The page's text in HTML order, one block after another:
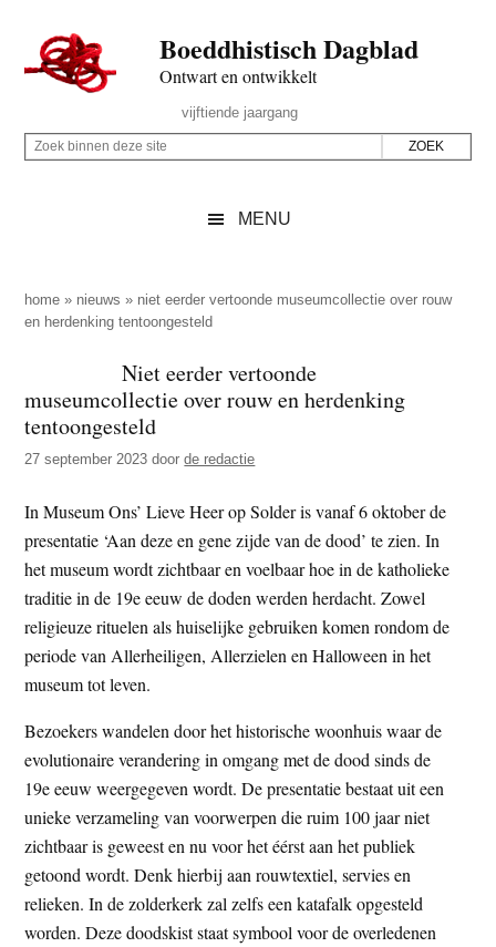
naar
de
inhoud
secondary
naar
de
sidebar
naar
de
Boeddhistisch Dagblad
Ontwart en ontwikkelt
Rechts
vijftiende jaargang
Z
p
d
z
e
s
t
e
Z
i
n
n
d
e
e
s
i
t
e
MENU
home » nieuws » niet eerder vertoonde museumcollectie over rouw
en herdenking tentoongesteld
Niet eerder vertoonde
museumcollectie over rouw en herdenking
tentoongesteld
27 september 2023 doorde redactie
In Museum Ons’ Lieve Heer op Solder is vanaf 6 oktober de
presentatie ‘Aan deze en gene zijde van de dood’ te zien. In
het museum wordt zichtbaar en voelbaar hoe in de katholieke
traditie in de 19e eeuw de doden werden herdacht. Zowel
religieuze rituelen als huiselijke gebruiken komen rondom de
periode van Allerheiligen, Allerzielen en Halloween in het
museum tot leven.
Bezoekers wandelen door het historische woonhuis waar de
evolutionaire verandering in omgang met de dood sinds de
19e eeuw weergegeven wordt. De presentatie bestaat uit een
unieke verzameling van voorwerpen die ruim 100 jaar niet
zichtbaar is geweest en nu voor het éérst aan het publiek
getoond wordt. Denk hierbij aan rouwtextiel, servies en
relieken. In de zolderkerk zal zelfs een katafalk opgesteld
worden. Deze doodskist staat symbool voor de overledenen